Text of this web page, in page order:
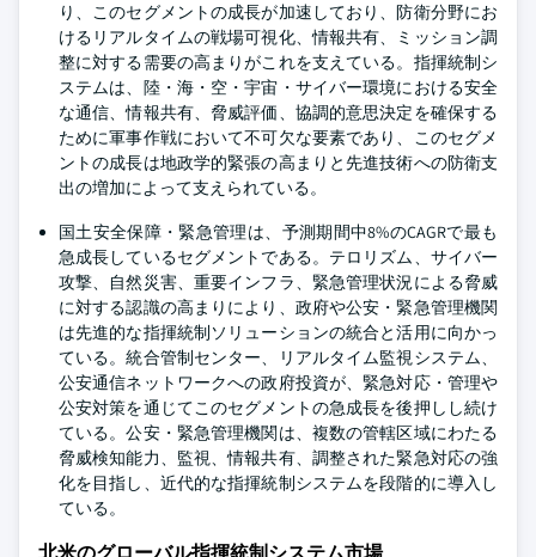
り、このセグメントの成長が加速しており、防衛分野にお
けるリアルタイムの戦場可視化、情報共有、ミッション調
整に対する需要の高まりがこれを支えている。指揮統制シ
ステムは、陸・海・空・宇宙・サイバー環境における安全
な通信、情報共有、脅威評価、協調的意思決定を確保する
ために軍事作戦において不可欠な要素であり、このセグメ
ントの成長は地政学的緊張の高まりと先進技術への防衛支
出の増加によって支えられている。
国土安全保障・緊急管理は、予測期間中8%のCAGRで最も
急成長しているセグメントである。テロリズム、サイバー
攻撃、自然災害、重要インフラ、緊急管理状況による脅威
に対する認識の高まりにより、政府や公安・緊急管理機関
は先進的な指揮統制ソリューションの統合と活用に向かっ
ている。統合管制センター、リアルタイム監視システム、
公安通信ネットワークへの政府投資が、緊急対応・管理や
公安対策を通じてこのセグメントの急成長を後押しし続け
ている。公安・緊急管理機関は、複数の管轄区域にわたる
脅威検知能力、監視、情報共有、調整された緊急対応の強
化を目指し、近代的な指揮統制システムを段階的に導入し
ている。